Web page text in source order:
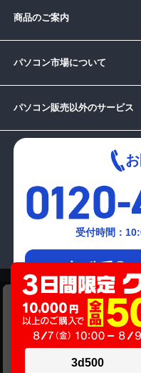
TOSHIBA PATX66HLP
商品価格 25,080円
在
商品のご案内
パソコン市場について
パソコン販売以外のサービス
受付時間：
メールでの
お問い合わ
当サイトでは利用体験の向
ラフィックの分析を目的と
サイトの閲覧を継続された
のといたします。